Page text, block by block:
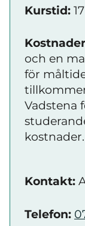
Kurstid:
och en
för
Vadstena
kostnader.
Kontakt:
Telefon: